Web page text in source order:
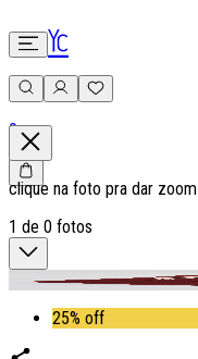
0
clique na foto pra dar zoom
1 de 0 fotos
25% off